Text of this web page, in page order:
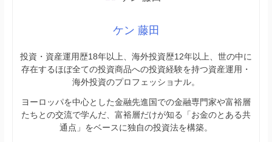
ケン 藤田
投資・資産運用歴18年以上、海外投資歴12年以上、世の中に
存在するほぼ全ての投資商品への投資経験を持つ資産運用・
海外投資のプロフェッショナル。
ヨーロッパを中心とした金融先進国での金融専門家や富裕層
たちとの交流で学んだ、富裕層だけが知る「お金のとある共
通点」をベースに独自の投資法を構築。